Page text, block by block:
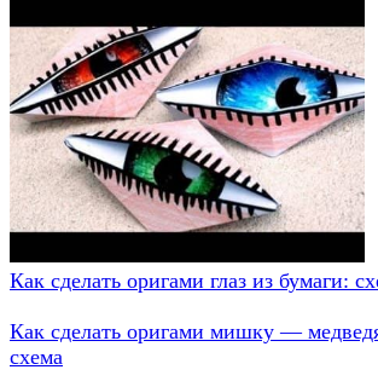
Как сделать оригами глаз из бумаги:
Как сделать оригами мишку —
схема